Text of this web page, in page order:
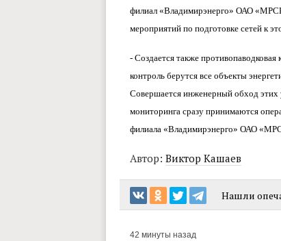
филиал «Владимирэнерго» ОАО
мероприятий по подготовке сетей к
- Создается также
контроль берутся все объекты
Совершается инженерный обход этих
мониторинга сразу принимаются
филиала «Владимирэнерго» ОАО
Автор: Виктор Кашаев
Нашли
42 минуты назад